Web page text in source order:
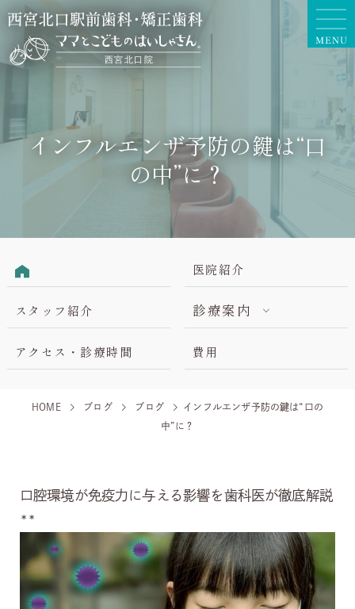
インフルエンザ予防の鍵は“口
の中”に？
医院紹介
スタッフ紹介 診療案内
アクセス・診療時間 費用
HOME ブログ ブログ
インフルエンザ予防の鍵は“口の
中”に？
口腔環境が免疫力に与える影響を歯科医が徹底解説
**